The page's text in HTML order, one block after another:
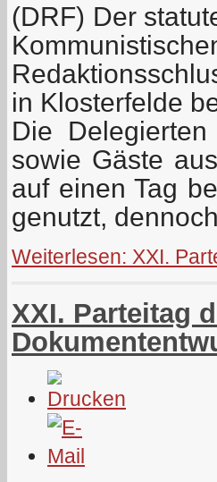
(DRF) Der
in Klosterfelde
Die
sowie Gäste
auf einen Tag
genutzt,
Weiterlesen: XXI.
XXI. Parteitag